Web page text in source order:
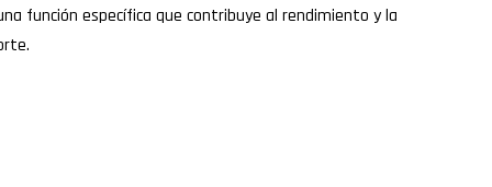
función específica que contribuye al rendimiento y la